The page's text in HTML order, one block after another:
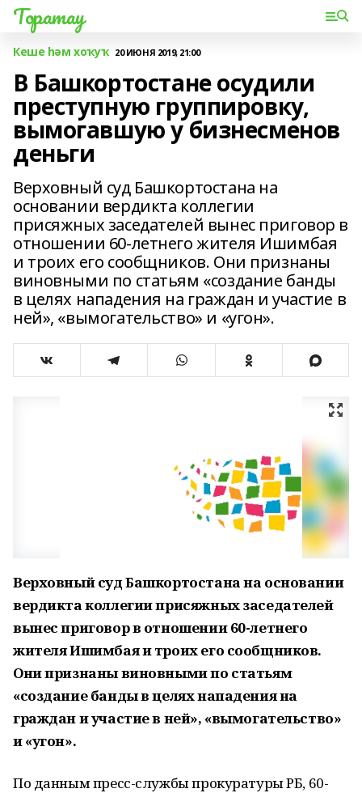
Торатау
Кеше һәм хоҡуҡ 20 ИЮНЯ 2019, 21:00
В Башкортостане осудили
преступную группировку,
вымогавшую у бизнесменов
деньги
Верховный суд Башкортостана на
основании вердикта коллегии
присяжных заседателей вынес приговор в
отношении 60-летнего жителя Ишимбая
и троих его сообщников. Они признаны
виновными по статьям «создание банды
в целях нападения на граждан и участие в
ней», «вымогательство» и «угон».
Верховный суд Башкортостана на основании
вердикта коллегии присяжных заседателей
вынес приговор в отношении 60-летнего
жителя Ишимбая и троих его сообщников.
Они признаны виновными по статьям
«создание банды в целях нападения на
граждан и участие в ней», «вымогательство»
и «угон».
По данным пресс-службы прокуратуры РБ, 60-